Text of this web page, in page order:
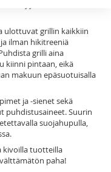
ulottuvat grillin kaikkiin
ilman hikitreeniä
grilli aina
kiinni pintaan, eikä
makuun epäsuotuisalla
ja -sienet sekä
puhdistusaineet. Suurin
suojahupulla,
kivoilla tuotteilla
paha!